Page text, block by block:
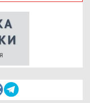
6 шт с прозрачным
из бел/бел
мм.